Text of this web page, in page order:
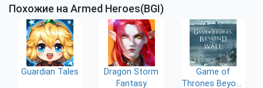
Похожие на Armed Heroes(BGI)
Guardian Tales
Dragon Storm
Fantasy
Game of
Thrones Beyond